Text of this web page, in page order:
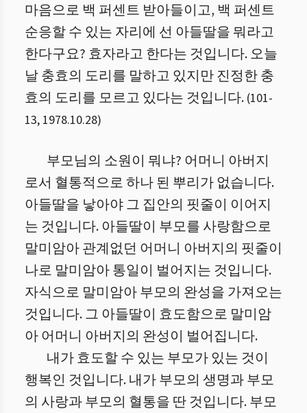
마음으로 백 퍼센트 받아들이고, 백 퍼센트
순응할 수 있는 자리에 선 아들딸을 뭐라고
한다구요? 효자라고 한다는 것입니다. 오늘
날 충효의 도리를 말하고 있지만 진정한 충
효의 도리를 모르고 있다는 것입니다. (101-
13, 1978.10.28)
부모님의 소원이 뭐냐? 어머니 아버지
로서 혈통적으로 하나 된 뿌리가 없습니다.
아들딸을 낳아야 그 집안의 핏줄이 이어지
는 것입니다. 아들딸이 부모를 사랑함으로
말미암아 관계없던 어머니 아버지의 핏줄이
나로 말미암아 통일이 벌어지는 것입니다.
자식으로 말미암아 부모의 완성을 가져오는
것입니다. 그 아들딸이 효도함으로 말미암
아 어머니 아버지의 완성이 벌어집니다.
내가 효도할 수 있는 부모가 있는 것이
행복인 것입니다. 내가 부모의 생명과 부모
의 사랑과 부모의 혈통을 딴 것입니다. 부모